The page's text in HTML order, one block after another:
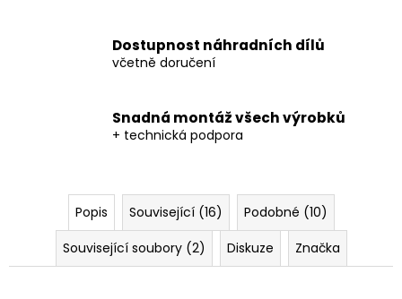
Dostupnost náhradních dílů
včetně doručení
Snadná montáž všech výrobků
+ technická podpora
Popis Související (16)
Podobné (10)
Související soubory (2)
Diskuze Značka